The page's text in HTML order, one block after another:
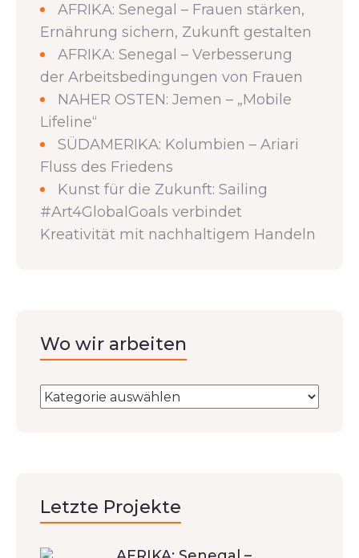
AFRIKA: Senegal – Frauen stärken,
Ernährung sichern, Zukunft gestalten
AFRIKA: Senegal – Verbesserung
der Arbeitsbedingungen von Frauen
NAHER OSTEN: Jemen – „Mobile
Lifeline“
SÜDAMERIKA: Kolumbien – Ariari
Fluss des Friedens
Kunst für die Zukunft: Sailing
#Art4GlobalGoals verbindet
Kreativität mit nachhaltigem Handeln
Wo wir arbeiten
Letzte Projekte